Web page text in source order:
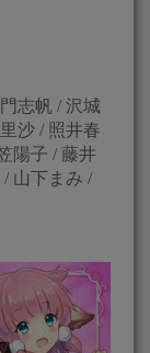
志帆 / 沢城
沙 / 照井春
陽子 / 藤井
山下まみ /